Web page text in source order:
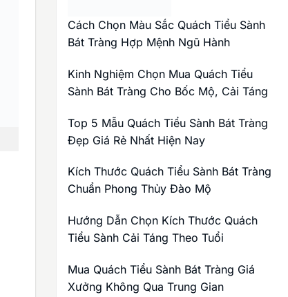
Cách Chọn Màu Sắc Quách Tiểu Sành
Bát Tràng Hợp Mệnh Ngũ Hành
Kinh Nghiệm Chọn Mua Quách Tiểu
Sành Bát Tràng Cho Bốc Mộ, Cải Táng
Top 5 Mẫu Quách Tiểu Sành Bát Tràng
Đẹp Giá Rẻ Nhất Hiện Nay
Kích Thước Quách Tiểu Sành Bát Tràng
Chuẩn Phong Thủy Đào Mộ
Hướng Dẫn Chọn Kích Thước Quách
Tiểu Sành Cải Táng Theo Tuổi
Mua Quách Tiểu Sành Bát Tràng Giá
Xưởng Không Qua Trung Gian